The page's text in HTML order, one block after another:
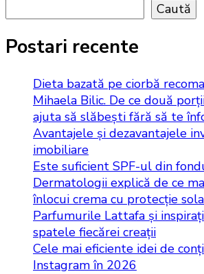
Caută
Postari recente
Dieta bazată pe ciorbă
Mihaela Bilic. De ce două
ajuta să slăbești fără să te
Avantajele și dezavantajele
imobiliare
Este suficient SPF-ul din
Dermatologii explică de ce
înlocui crema cu protecție
Parfumurile Lattafa și
spatele fiecărei creații
Cele mai eficiente idei de
Instagram în 2026